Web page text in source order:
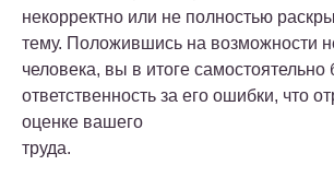
некорректно или не полностью
тему. Положившись на возможности
человека, вы в итоге самостоятельно
ответственность за его ошибки, что
оценке вашего
труда.